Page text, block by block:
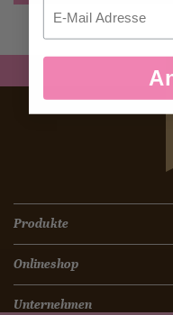
Produkte
Onlineshop
Unternehmen